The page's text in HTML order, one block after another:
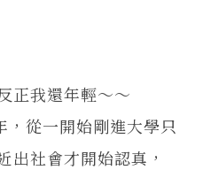
我還年輕～～
從一開始剛進大學只
出社會才開始認真，